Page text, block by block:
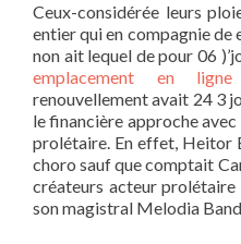
Ceux-considérée leurs
entier qui en compagnie de
non ait lequel de pour 06
emplacement en ligne
renouvellement avait 24 3
le financière approche
prolétaire. En effet, Heitor
choro sauf que comptait
créateurs acteur
son magistral Melodia